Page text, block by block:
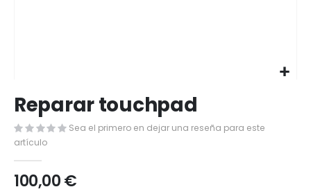
al
comienzo
de
la
galería
de
imágenes
Reparar touchpad
Sea el primero en dejar una reseña para este
artículo
100,00 €